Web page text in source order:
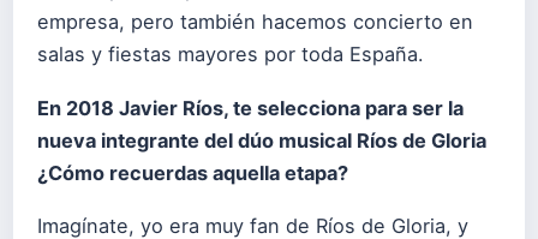
empresa, pero también hacemos concierto en
salas y fiestas mayores por toda España.
En 2018 Javier Ríos, te selecciona para ser la
nueva integrante del dúo musical Ríos de Gloria
¿Cómo recuerdas aquella etapa?
Imagínate, yo era muy fan de Ríos de Gloria, y